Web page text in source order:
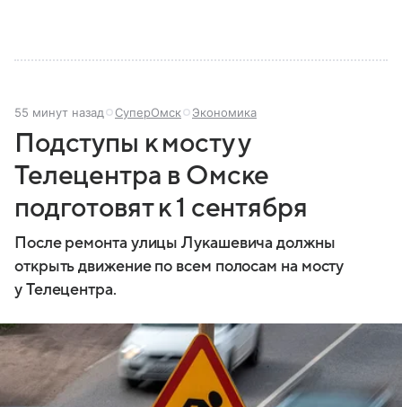
55 минут назад СуперОмск Экономика
Подступы к мосту у
Телецентра в Омске
подготовят к 1 сентября
После ремонта улицы Лукашевича должны
открыть движение по всем полосам на мосту
у Телецентра.